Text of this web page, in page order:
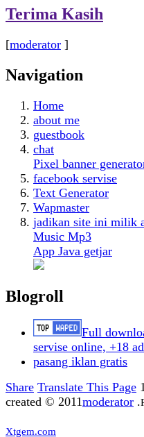
Terima Kasih
[moderator ]
Navigation
Home
about me
guestbook
chat
Pixel banner
facebook servise
Text Generator
Wapmaster
jadikan site ini milik
Music Mp3
App Java getjar
Blogroll
Full
servise online, +18
pasang iklan gratis
Share Translate This Page
created © 2011moderator .
Xtgem.com